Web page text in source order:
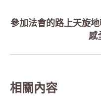
參加法會的路上天旋
感
相關內容